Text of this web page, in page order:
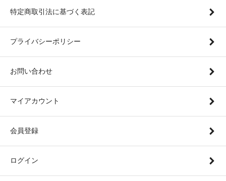
特定商取引法に基づく表記
プライバシーポリシー
お問い合わせ
マイアカウント
会員登録
ログイン